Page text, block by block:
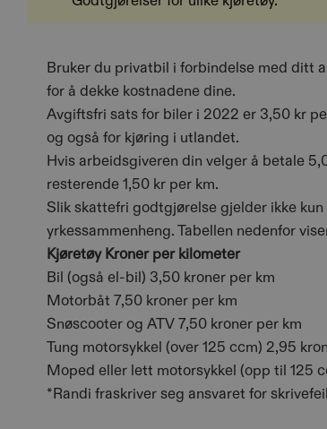
Bruker du privatbil i forbindelse med ditt
for å dekke kostnadene dine.
Avgiftsfri sats for biler i 2022 er 3,50 kr
og også for kjøring i utlandet.
Hvis arbeidsgiveren din velger å betale
resterende 1,50 kr per km.
Slik skattefri godtgjørelse gjelder ikke
yrkessammenheng. Tabellen nedenfor
Kjøretøy Kroner per kilometer
Bil (også el-bil) 3,50 kroner per km
Motorbåt 7,50 kroner per km
Snøscooter og ATV 7,50 kroner per km
Tung motorsykkel (over 125 ccm) 2,95
Moped eller lett motorsykkel (opp til 125
*Randi fraskriver seg ansvaret for